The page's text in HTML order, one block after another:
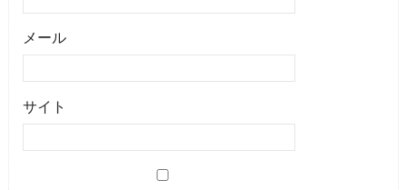
メール
サイト